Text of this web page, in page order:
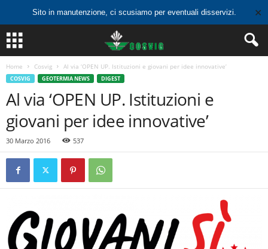
Sito in manutenzione, ci scusiamo per eventuali disservizi. ✕
Home Cosvig Al via ‘OPEN UP. Istituzioni e giovani per idee innovative’
COSVIG GEOTERMIA NEWS DIGEST
Al via ‘OPEN UP. Istituzioni e
giovani per idee innovative’
30 Marzo 2016 537